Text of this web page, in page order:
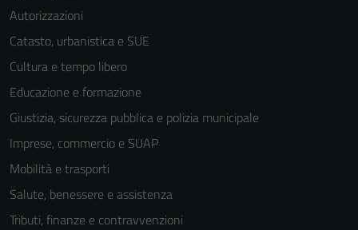
Autorizzazioni
Catasto, urbanistica e SUE
Cultura e tempo libero
Educazione e formazione
Giustizia, sicurezza pubblica e polizia municipale
Imprese, commercio e SUAP
Mobilità e trasporti
Salute, benessere e assistenza
Tributi, finanze e contravvenzioni